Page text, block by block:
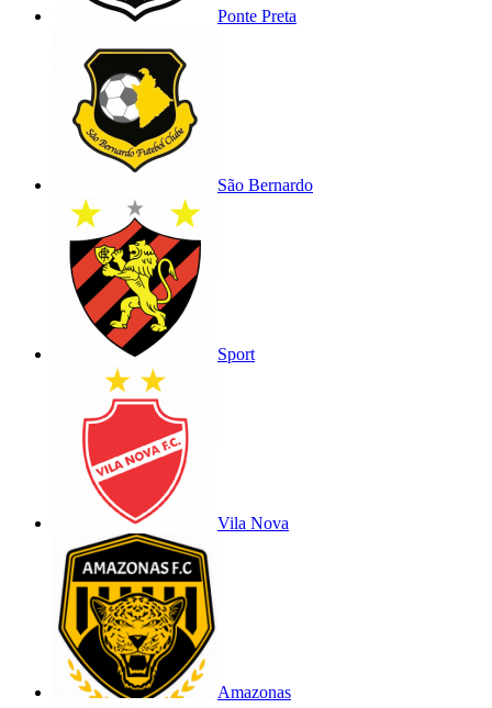
Ponte Preta
São Bernardo
Sport
Vila Nova
Amazonas